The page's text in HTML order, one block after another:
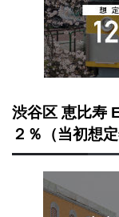
渋谷区 恵比寿
２％（当初想